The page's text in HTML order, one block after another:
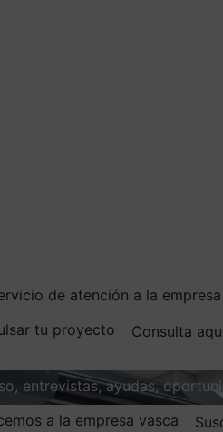
de atención a la
tu proyecto
Consulta
entrevistas, ayudas,
a la empresa vasca